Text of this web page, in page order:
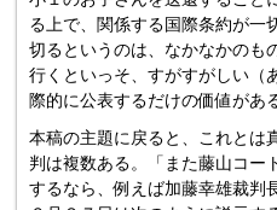
る上で、関係する国際条約が一
切るというのは、なかなかのも
行くといっそ、すがすがしい（
際的に公表するだけの価値があ
本稿の主題に戻ると、これとは
判は複数ある。「また藤山コー
するなら、例えば加藤幸雄裁判